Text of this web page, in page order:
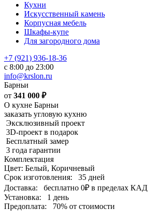
Кухни
Искусственный камень
Корпусная мебель
Шкафы-купе
Для загородного дома
+7 (921) 936-18-36
с 8:00 до 23:00
info@krslon.ru
Барньи
от 341 000 ₽
О кухне Барньи
заказать угловую кухню
Эксклюзивный проект
3D-проект в подарок
Бесплатный замер
3 года гарантии
Комплектация
Цвет: Белый, Коричневый
Срок изготовления:
35 дней
Доставка:
бесплатно 0₽ в пределах КАД
Установка:
1 день
Предоплата:
70% от стоимости